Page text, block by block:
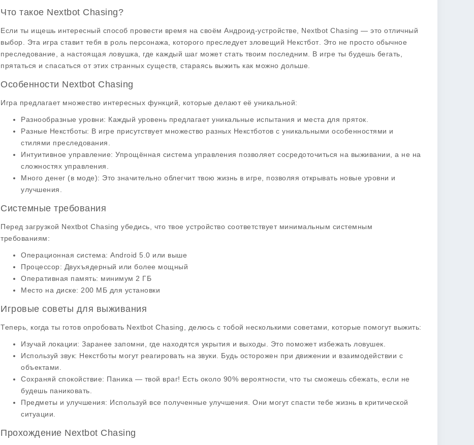
Что такое Nextbot Chasing?
Если ты ищешь интересный способ провести время на своём Андроид-устройстве, Nextbot Chasing — это отличный
выбор. Эта игра ставит тебя в роль персонажа, которого преследует зловещий Некстбот. Это не просто обычное
преследование, а настоящая ловушка, где каждый шаг может стать твоим последним. В игре ты будешь бегать,
прятаться и спасаться от этих странных существ, стараясь выжить как можно дольше.
Особенности Nextbot Chasing
Игра предлагает множество интересных функций , которые делают её уникальной:
Разнообразные уровни: Каждый уровень предлагает уникальные испытания и места для пряток.
Разные Некстботы: В игре присутствует множество разных Некстботов с уникальными особенностями и
стилями преследования.
Интуитивное управление: Упрощённая система управления позволяет сосредоточиться на выживании, а не на
сложностях управления.
Много денег (в моде): Это значительно облегчит твою жизнь в игре, позволяя открывать новые уровни и
улучшения.
Системные требования
Перед загрузкой Nextbot Chasing убедись, что твое устройство соответствует минимальным системным
требованиям:
Операционная система: Android 5.0 или выше
Процессор: Двухъядерный или более мощный
Оперативная память: минимум 2 ГБ
Место на диске: 200 МБ для установки
Игровые советы для выживания
Теперь, когда ты готов опробовать Nextbot Chasing , делюсь с тобой несколькими советами, которые помогут выжить:
Изучай локации: Заранее запомни, где находятся укрытия и выходы. Это поможет избежать ловушек.
Используй звук: Некстботы могут реагировать на звуки. Будь осторожен при движении и взаимодействии с
объектами.
Сохраняй спокойствие: Паника — твой враг! Есть около 90% вероятности, что ты сможешь сбежать, если не
будешь паниковать.
Предметы и улучшения: Используй все полученные улучшения. Они могут спасти тебе жизнь в критической
ситуации.
Прохождение Nextbot Chasing